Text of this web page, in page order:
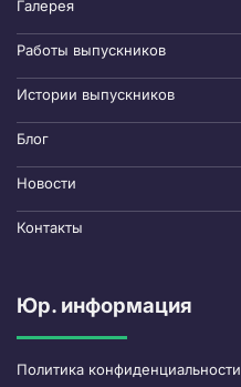
Галерея
Работы выпускников
Истории выпускников
Блог
Новости
Контакты
Юр. информация
Политика конфиденциальности